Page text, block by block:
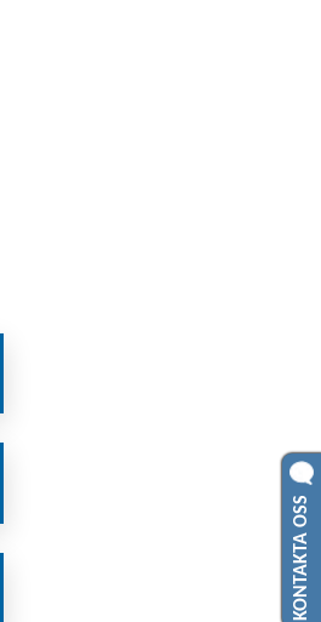
KONTAKTA OSS